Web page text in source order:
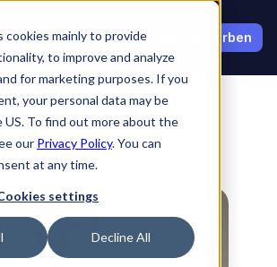
cookies mainly to provide
to improve and analyze
for marketing purposes. If you
your personal data may be
To find out more about the
our Privacy Policy. You can
at any time.
settings
Decline All
Jetzt bewerben
Botschaftern